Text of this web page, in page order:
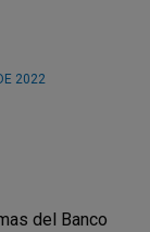
2022
del Banco